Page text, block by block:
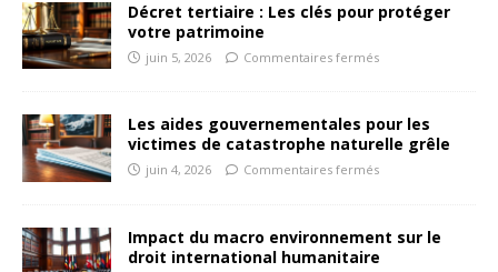
Décret tertiaire : Les clés pour protéger
votre patrimoine
juin 5, 2026 Commentaires fermés
Les aides gouvernementales pour les
victimes de catastrophe naturelle grêle
juin 4, 2026 Commentaires fermés
Impact du macro environnement sur le
droit international humanitaire